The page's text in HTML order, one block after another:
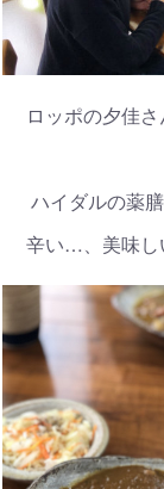
ロッポの夕佳
ハイダルの薬
辛い…、美味